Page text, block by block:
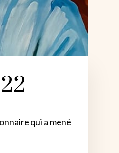
qui a mené